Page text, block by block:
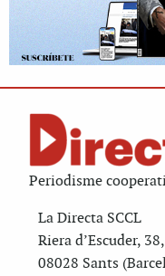
Periodisme
La Directa SCCL
Riera d’Escuder,
08028 Sants